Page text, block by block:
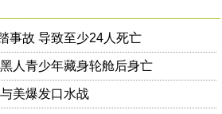
事故 导致至少24人死亡
人青少年藏身轮舱后身亡
美爆发口水战